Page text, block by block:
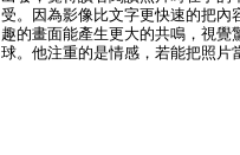
受。因為影像比文字更快速的把
趣的畫面能產生更大的共鳴，視覺
球。他注重的是情感，若能把照